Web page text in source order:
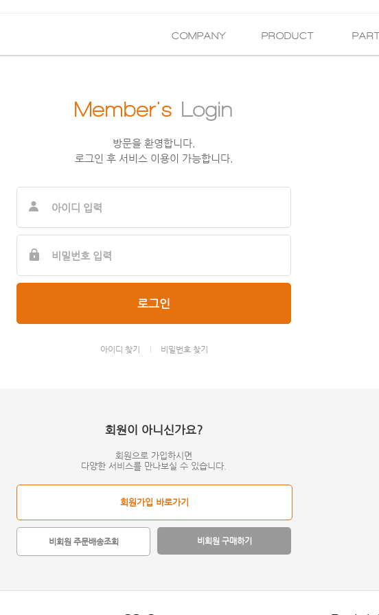
COMPANY PRODUCT
Member's Login
방문을 환영합니다.
로그인 후 서비스 이용이 가능합니다.
아이디 찾기 비밀번호 찾기
회원이 아니신가요?
회원으로 가입하시면
다양한 서비스를 만나보실 수 있습니다.
회원가입 바로가기
비회원 주문배송조회 비회원 구매하기